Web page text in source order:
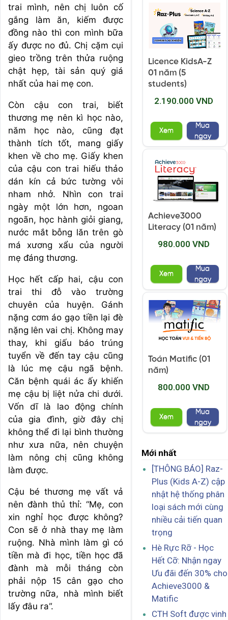
trai mình, nên chị luôn cố
gắng làm ăn, kiếm được
đồng nào thì con mình bữa
ấy được no đủ. Chị cặm cụi
gieo trồng trên thửa ruộng
chật hẹp, tài sản quý giá
nhất của hai mẹ con.
Còn cậu con trai, biết
thương mẹ nên kì học nào,
năm học nào, cũng đạt
thành tích tốt, mang giấy
khen về cho mẹ. Giấy khen
của cậu con trai hiếu thảo
dán kín cả bức tường vôi
nham nhở. Nhìn con trai
ngày một lớn hơn, ngoan
ngoãn, học hành giỏi giang,
nước mắt bỗng lăn trên gò
má xương xẩu của người
mẹ đáng thương.
Học hết cấp hai, cậu con
trai thi đỗ vào trường
chuyên của huyện. Gánh
nặng cơm áo gạo tiền lại đè
nặng lên vai chị. Không may
thay, khi giấu báo trúng
tuyển về đến tay cậu cũng
là lúc mẹ cậu ngã bệnh.
Căn bệnh quái ác ấy khiến
mẹ cậu bị liệt nửa chi dưới.
Vốn dĩ là lao động chính
của gia đình, giờ đây chị
không thể đi lại bình thường
như xưa nữa, nên chuyện
làm nông chị cũng không
làm được.
Cậu bé thương mẹ vất vả
nên đành thủ thỉ: “Mẹ, con
xin nghỉ học được không?
Con sẽ ở nhà thay mẹ làm
ruộng. Nhà mình làm gì có
tiền mà đi học, tiền học đã
đành mà mỗi tháng còn
phải nộp 15 cân gạo cho
trường nữa, nhà mình biết
lấy đâu ra”.
Licence KidsA-Z
01 năm (5
students)
2.190.000 VND
Xem
Mua
ngay
Achieve3000
Literacy (01 năm)
980.000 VND
Xem
Mua
ngay
Toán Matific (01
năm)
800.000 VND
Xem
Mua
ngay
Mới nhất
[THÔNG BÁO] Raz-
Plus (Kids A-Z) cập
nhật hệ thống phân
loại sách mới cùng
nhiều cải tiến quan
trọng
Hè Rực Rỡ - Học
Hết Cỡ: Nhận ngay
Ưu đãi đến 30% cho
Achieve3000 &
Matific
CTH Soft được vinh